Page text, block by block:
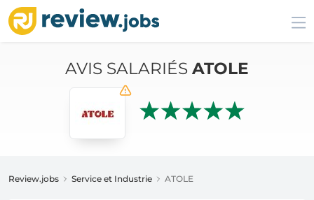
AVIS SALARIÉS ATOLE
Review.jobs Service et Industrie ATOLE